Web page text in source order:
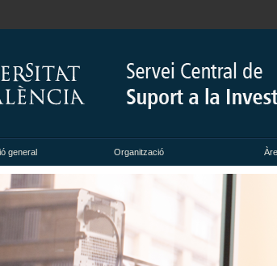
general Organització